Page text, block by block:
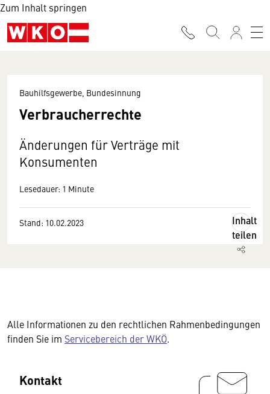
Zum Inhalt springen
Bauhilfsgewerbe, Bundesinnung
Verbraucherrechte
Änderungen für Verträge mit
Konsumenten
Lesedauer: 1 Minute
Stand: 10.02.2023
Inhalt
teilen
Alle Informationen zu den rechtlichen Rahmenbedingungen
finden Sie im Servicebereich der WKÖ.
Kontakt